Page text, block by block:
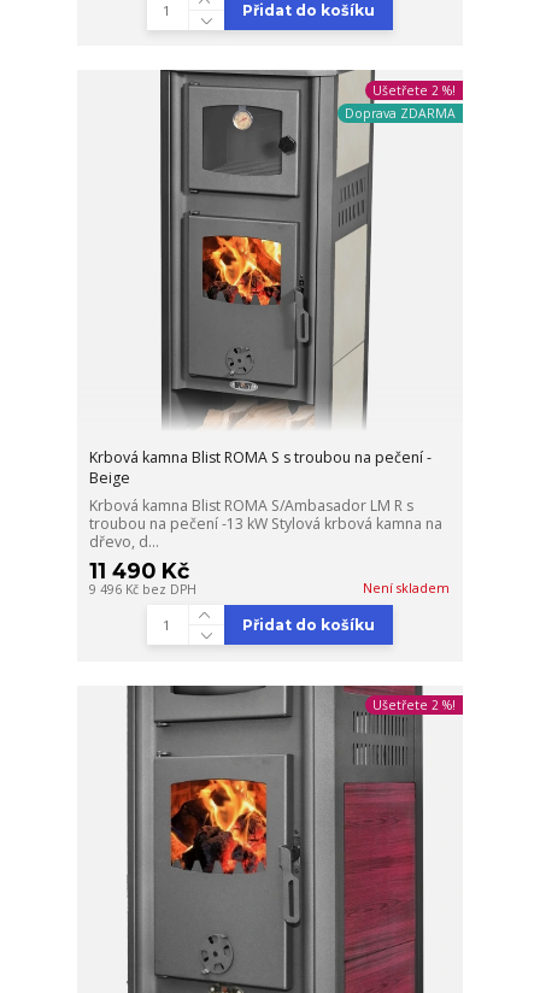
Přidat do košíku
Ušetřete 2 %!
Doprava ZDARMA
Krbová kamna Blist ROMA S s troubou na pečení -
Beige
Krbová kamna Blist ROMA S/Ambasador LM R s
troubou na pečení -13 kW Stylová krbová kamna na
dřevo, d...
11 490 Kč
9 496 Kč bez DPH Není skladem
Přidat do košíku
Ušetřete 2 %!